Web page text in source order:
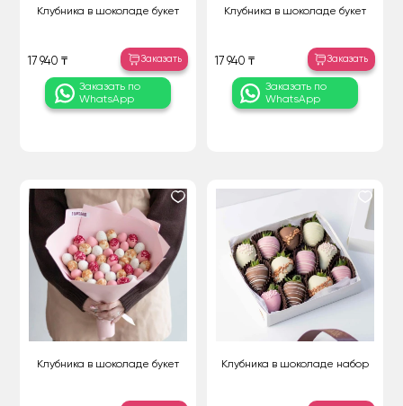
Клубника в шоколаде букет
17 940 ₸ Заказать
Заказать по
WhatsApp
Клубника в шоколаде букет
17 940 ₸ Заказать
Заказать по
WhatsApp
Клубника в шоколаде букет Клубника в шоколаде набор